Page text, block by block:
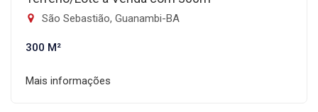
São Sebastião, Guanambi-BA
300 M²
Mais informações